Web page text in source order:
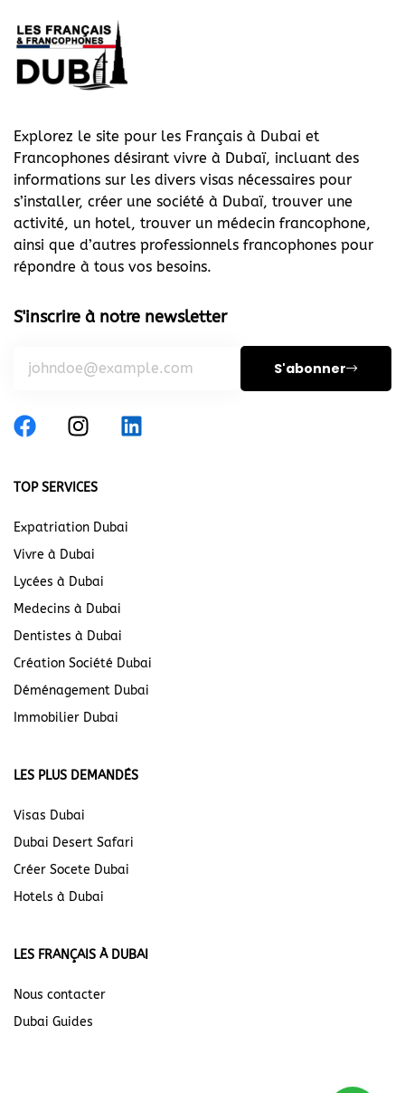
Explorez le site pour les Français à Dubai et
Francophones désirant vivre à Dubaï, incluant des
informations sur les divers visas nécessaires pour
s’installer, créer une société à Dubaï, trouver une
activité, un hotel, trouver un médecin francophone,
ainsi que d’autres professionnels francophones pour
répondre à tous vos besoins.
S'inscrire à notre newsletter
S'abonner
TOP SERVICES
Expatriation Dubai
Vivre à Dubai
Lycées à Dubai
Medecins à Dubai
Dentistes à Dubai
Création Société Dubai
Déménagement Dubai
Immobilier Dubai
LES PLUS DEMANDÉS
Visas Dubai
Dubai Desert Safari
Créer Socete Dubai
Hotels à Dubai
LES FRANÇAIS À DUBAI
Nous contacter
Dubai Guides